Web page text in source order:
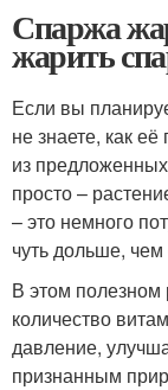
Спаржа
жарить
Если вы
не знаете, как
из
просто –
– это немного
чуть дольше, чем
В этом полезном
количество
давление,
признанным